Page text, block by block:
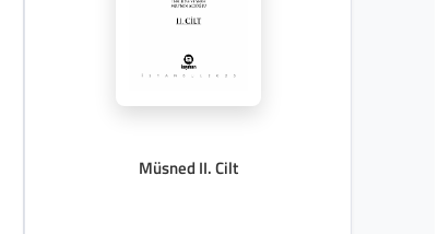
Müsned II. Cilt